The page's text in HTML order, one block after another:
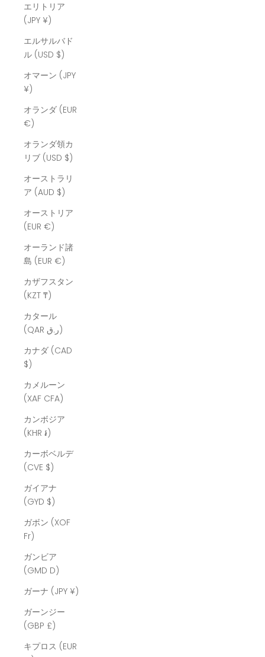
エリトリア
(JPY ¥)
エルサルバド
ル (USD $)
オマーン (JPY
¥)
オランダ (EUR
€)
オランダ領カ
リブ (USD $)
オーストラリ
ア (AUD $)
オーストリア
(EUR €)
オーランド諸
島 (EUR €)
カザフスタン
(KZT ₸)
カタール
(QAR ر.ق)
カナダ (CAD
$)
カメルーン
(XAF CFA)
カンボジア
(KHR ៛)
カーボベルデ
(CVE $)
ガイアナ
(GYD $)
ガボン (XOF
Fr)
ガンビア
(GMD D)
ガーナ (JPY ¥)
ガーンジー
(GBP £)
キプロス (EUR